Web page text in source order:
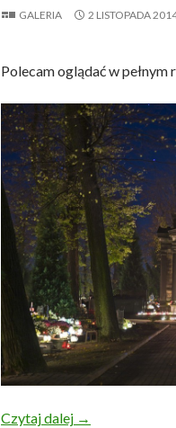
GALERIA 2 LISTOPADA
Polecam oglądać w pełnym
Czytaj dalej 01.11.2014 r. –
→